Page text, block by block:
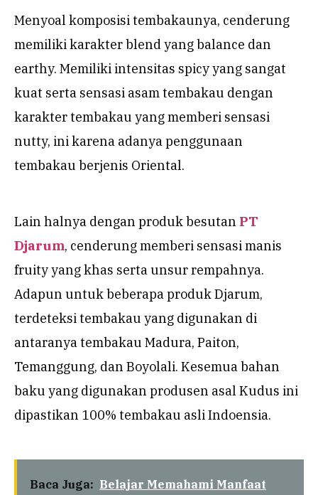
Menyoal komposisi tembakaunya, cenderung
memiliki karakter blend yang balance dan
earthy. Memiliki intensitas spicy yang sangat
kuat serta sensasi asam tembakau dengan
karakter tembakau yang memberi sensasi
nutty, ini karena adanya penggunaan
tembakau berjenis Oriental.
Lain halnya dengan produk besutan PT
Djarum, cenderung memberi sensasi manis
fruity yang khas serta unsur rempahnya.
Adapun untuk beberapa produk Djarum,
terdeteksi tembakau yang digunakan di
antaranya tembakau Madura, Paiton,
Temanggung, dan Boyolali. Kesemua bahan
baku yang digunakan produsen asal Kudus ini
dipastikan 100% tembakau asli Indoensia.
Baca Juga: Belajar Memahami Manfaat